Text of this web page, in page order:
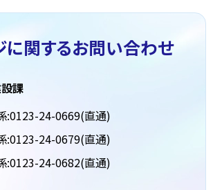
に関するお問い合わせ
課
:0123-24-0669(直通)
:0123-24-0679(直通)
:0123-24-0682(直通)